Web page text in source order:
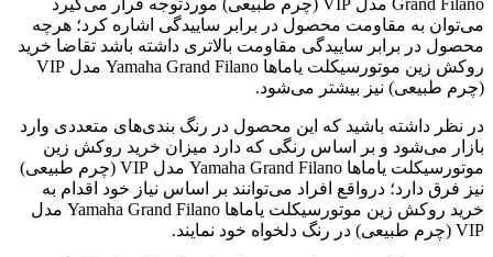
Grand Filano مدل VIP (چرم طبیعی) موردتوجه قرار می‌گیرد
می‌توان به مقاومت محصول در برابر ساییدگی اشاره کرد؛ هرچه
محصول در برابر ساییدگی مقاومت بالا‌تری داشته باشد تقاضا خرید
روکش زین موتورسیکلت یاماها Yamaha Grand Filano مدل VIP
(چرم طبیعی) نیز بیشتر می‌شود.
در نظر داشته باشید که این محصول در رنگ بندی‌های متعددی وارد
بازار می‌شود و بر اساس رنگی که دارد میزان خرید روکش زین
موتورسیکلت یاماها Yamaha Grand Filano مدل VIP (چرم طبیعی)
نیز فرق دارد؛ درواقع افراد می‌توانند بر اساس نیاز خود اقدام به
خرید روکش زین موتورسیکلت یاماها Yamaha Grand Filano مدل
VIP (چرم طبیعی) در رنگ دلخواه خود نمایند.